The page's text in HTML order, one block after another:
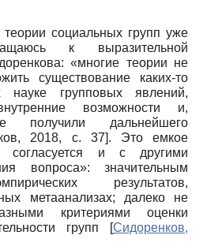
теории социальных групп уже
к выразительной
«многие теории не
существование каких-то
науке групповых явлений,
возможности и,
получили дальнейшего
2018, с. 37]. Это емкое
согласуется и с другими
вопроса»: значительным
результатов,
метаанализах; далеко не
критериями оценки
групп
[Сидоренков,